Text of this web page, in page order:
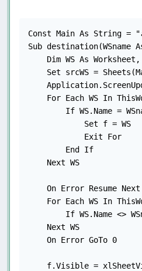
Const Main As String = "الرئيسية "
Sub destination(WSname
Dim WS As
Set srcWS =
For Each WS In
If WS.Name =
            Set f = WS
            Exit For
        End If
    Next WS
    On Error Resume Next
For Each WS In
If WS.Name <>
    Next WS
    On Error GoTo 0
f.Visible =